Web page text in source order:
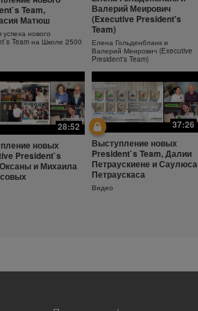
от солнца.
SPF-фактора
крем с SPF30
SKIN
Ежедневный
увлажняющий крем
Узнайте больше об уходе за
кожей!
Team,
Матюш
успеха нового
Team на Школе 2500
Валерий Меирович
(Executive President's
Team)
Елена Гольденбланк и
Валерий Меирович (Executive
President's Team)
28:52
новых
President`s
и Михаила
37:26
Выступление новых
President`s Team, Далии
Петраускиене и Саулюса
Петраускаса
Видео